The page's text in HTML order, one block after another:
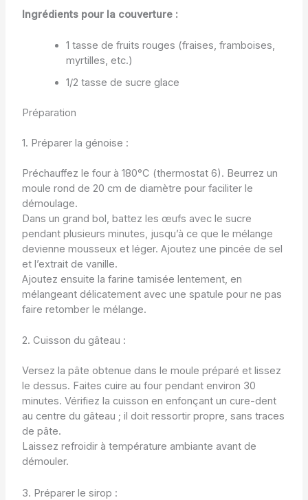
Ingrédients pour la couverture :
1 tasse de fruits rouges (fraises, framboises,
myrtilles, etc.)
1/2 tasse de sucre glace
Préparation
1. Préparer la génoise :
Préchauffez le four à 180°C (thermostat 6). Beurrez un
moule rond de 20 cm de diamètre pour faciliter le
démoulage.
Dans un grand bol, battez les œufs avec le sucre
pendant plusieurs minutes, jusqu’à ce que le mélange
devienne mousseux et léger. Ajoutez une pincée de sel
et l’extrait de vanille.
Ajoutez ensuite la farine tamisée lentement, en
mélangeant délicatement avec une spatule pour ne pas
faire retomber le mélange.
2. Cuisson du gâteau :
Versez la pâte obtenue dans le moule préparé et lissez
le dessus. Faites cuire au four pendant environ 30
minutes. Vérifiez la cuisson en enfonçant un cure-dent
au centre du gâteau ; il doit ressortir propre, sans traces
de pâte.
Laissez refroidir à température ambiante avant de
démouler.
3. Préparer le sirop :